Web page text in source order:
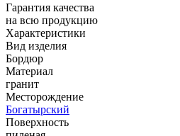
Гарантия качества
на всю продукцию
Характеристики
Вид изделия
Бордюр
Материал
гранит
Месторождение
Богатырский
Поверхность